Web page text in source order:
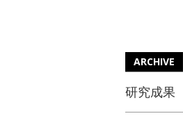
ARCHIVE
研究成果